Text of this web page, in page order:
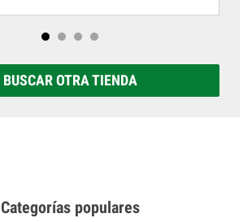
BUSCAR OTRA TIENDA
Categorías populares